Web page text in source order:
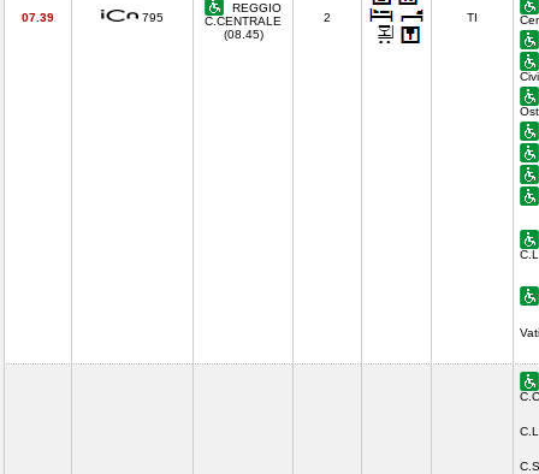
07.39 795
REGGIO
C.CENTRALE
(08.45)
2 TI